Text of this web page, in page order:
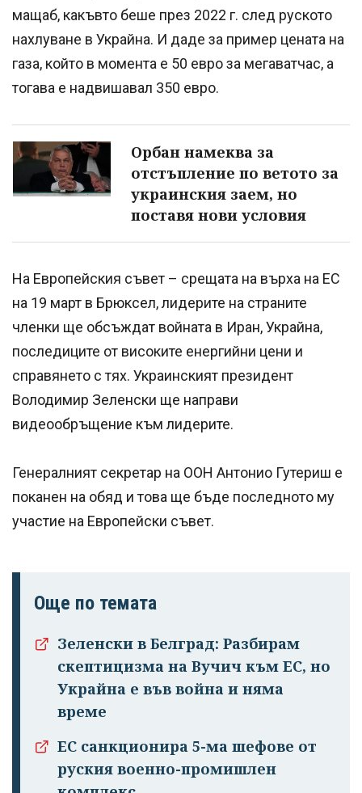
мащаб, какъвто беше през 2022 г. след руското
нахлуване в Украйна. И даде за пример цената на
газа, който в момента е 50 евро за мегаватчас, а
тогава е надвишавал 350 евро.
Орбан намеква за
отстъпление по ветото за
украинския заем, но
поставя нови условия
На Европейския съвет – срещата на върха на ЕС
на 19 март в Брюксел, лидерите на страните
членки ще обсъждат войната в Иран, Украйна,
последиците от високите енергийни цени и
справянето с тях. Украинският президент
Володимир Зеленски ще направи
видеообръщение към лидерите.
Генералният секретар на ООН Антонио Гутериш е
поканен на обяд и това ще бъде последното му
участие на Eвропейски съвет.
Още по темата
Зеленски в Белград: Разбирам
скептицизма на Вучич към ЕС, но
Украйна е във война и няма
време
ЕС санкционира 5-ма шефове от
руския военно-промишлен